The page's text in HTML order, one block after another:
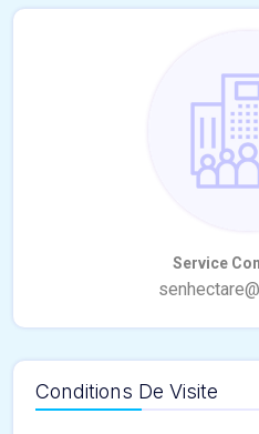
Conditions De Visite